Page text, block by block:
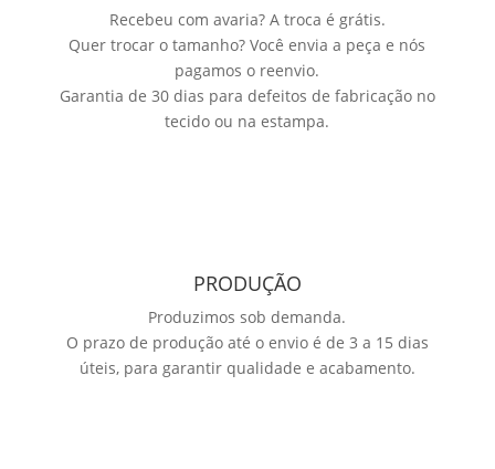
Recebeu com avaria? A troca é grátis.
Quer trocar o tamanho? Você envia a peça e nós
pagamos o reenvio.
Garantia de 30 dias para defeitos de fabricação no
tecido ou na estampa.
PRODUÇÃO
Produzimos sob demanda.
O prazo de produção até o envio é de 3 a 15 dias
úteis, para garantir qualidade e acabamento.